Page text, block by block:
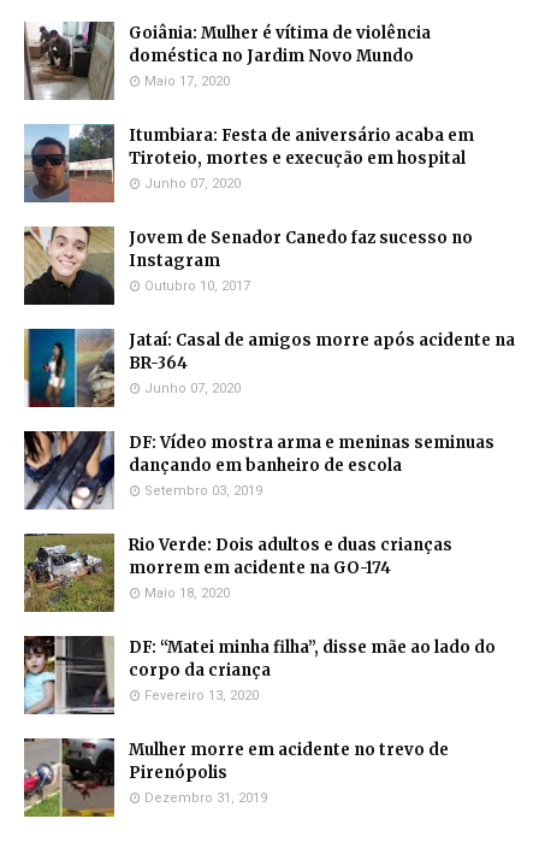
Goiânia: Mulher é vítima de violência
doméstica no Jardim Novo Mundo
Maio 17, 2020
Itumbiara: Festa de aniversário acaba em
Tiroteio, mortes e execução em hospital
Junho 07, 2020
Jovem de Senador Canedo faz sucesso no
Instagram
Outubro 10, 2017
Jataí: Casal de amigos morre após acidente na
BR-364
Junho 07, 2020
DF: Vídeo mostra arma e meninas seminuas
dançando em banheiro de escola
Setembro 03, 2019
Rio Verde: Dois adultos e duas crianças
morrem em acidente na GO-174
Maio 18, 2020
DF: “Matei minha filha”, disse mãe ao lado do
corpo da criança
Fevereiro 13, 2020
Mulher morre em acidente no trevo de
Pirenópolis
Dezembro 31, 2019